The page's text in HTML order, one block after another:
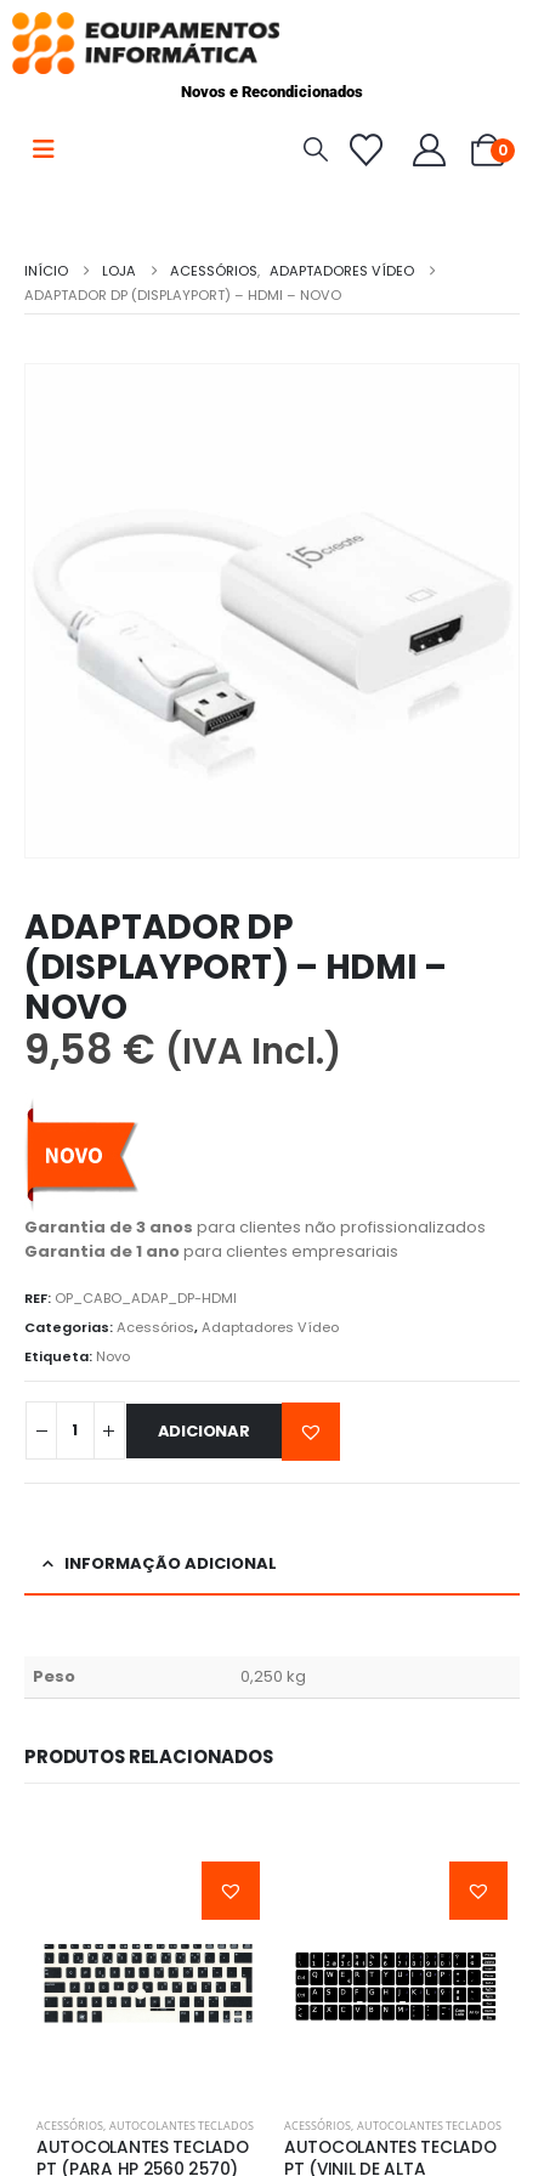
Novos e Recondicionados
0
INÍCIO LOJA ACESSÓRIOS, ADAPTADORES VÍDEO
ADAPTADOR DP (DISPLAYPORT) – HDMI – NOVO
ADAPTADOR DP
(DISPLAYPORT) – HDMI –
NOVO
9,58 € (IVA Incl.)
Garantia de 3 anos para clientes não profissionalizados
Garantia de 1 anopara clientes empresariais
REF: OP_CABO_ADAP_DP-HDMI
Categorias:Acessórios,Adaptadores Vídeo
Etiqueta: Novo
ADICIONAR
INFORMAÇÃO ADICIONAL
Peso 0,250 kg
PRODUTOS RELACIONADOS
ACESSÓRIOS AUTOCOLANTES TECLADOS
AUTOCOLANTES TECLADO
PT (PARA HP 2560 2570)
ACESSÓRIOS AUTOCOLANTES TECLADOS
AUTOCOLANTES TECLADO
PT (VINIL DE ALTA